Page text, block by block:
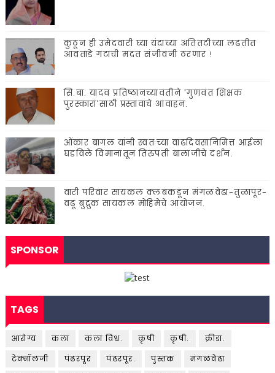
कुठून ही उमेदवारी घ्या यंदाच्या अतितटीच्या लढतीत
आवताडे गटाची मदत संजीवनी ठरणार !
सि.बा. यादव प्रतिष्ठानच्यावतीने 'गुणवंत शिक्षक
पुरस्कारां'साठी प्रस्तावाचे आवाहन.
ओंकार बागल यांनी स्वतःच्या वाढदिवसानिमित्त आईला
घडविले विमानातून तिरुपती बालाजीचे दर्शन.
वारी परिवार सायकल क्लबकडून मंगळवेढा-तुळापूर-
वढू बुद्रुक सायकल मोहिमेचे आयोजन.
SPONSOR
TAGS
आरोग्य कला कला विश्व. कृषी कृषी.
क्रीडा.
टेक्नॉलजी
पंढरपूर पंढरपूर. पुस्तक
मंगळवेढा